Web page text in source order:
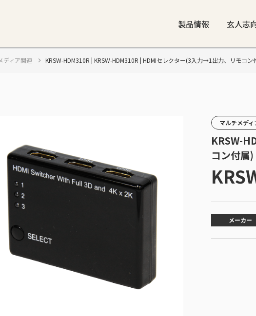
製品情報 玄人志
ディア関連 KRSW-HDM310R | KRSW-HDM310R | HDMIセレクター(3入力→1出力、リモコン
マルチメディ
KRSW-
コン付属)
メーカー